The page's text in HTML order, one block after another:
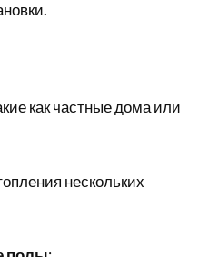
как частные дома или
нескольких